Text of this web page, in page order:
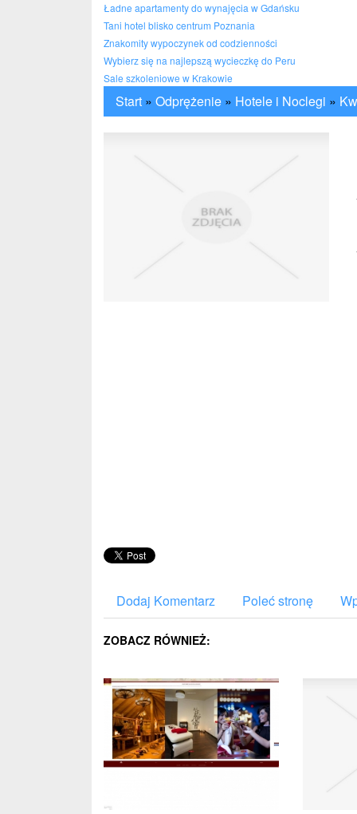
Ładne apartamenty do wynajęcia w Gdańsku
Tani hotel blisko centrum Poznania
Znakomity wypoczynek od codzienności
Wybierz się na najlepszą wycieczkę do Peru
Sale szkoleniowe w Krakowie
Start » Odprężenie » Hotele i Noclegi »
Dodaj Komentarz Poleć stronę
ZOBACZ RÓWNIEŻ: